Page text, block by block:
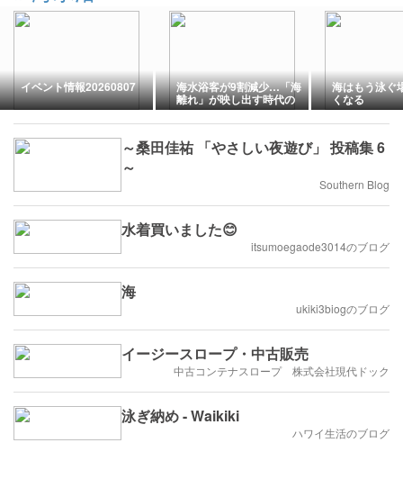
イベント情報20260807 海水浴客が9割減少…「海
離れ」が映し出す時代の
変化
海はもう泳ぐ
くなる
～桑田佳祐 「やさしい夜遊び」 投稿集 6
～
Southern Blog
水着買いました😊
itsumoegaode3014のブログ
海
ukiki3biogのブログ
イージースロープ・中古販売
中古コンテナスロープ 株式会社現代ドック
泳ぎ納め - Waikiki
ハワイ生活のブログ